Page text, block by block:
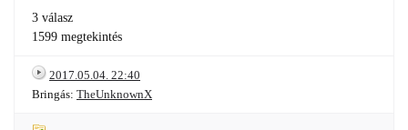
3 válasz
1599 megtekintés
2017.05.04. 22:40
Bringás: TheUnknownX